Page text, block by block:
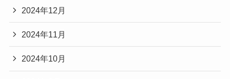
2024年12月
2024年11月
2024年10月